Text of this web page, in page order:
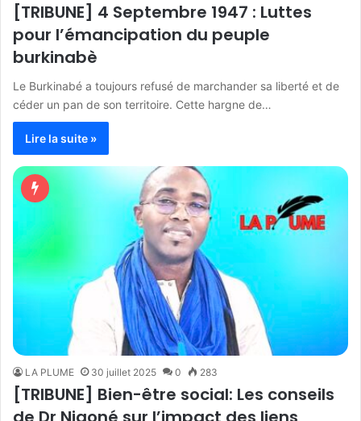
[TRIBUNE] 4 Septembre 1947 : Luttes
pour l’émancipation du peuple
burkinabè
Le Burkinabé a toujours refusé de marchander sa liberté et de
céder un pan de son territoire. Cette hargne de…
Lire la suite »
LA PLUME 30 juillet 2025 0 283
[TRIBUNE] Bien-être social: Les conseils